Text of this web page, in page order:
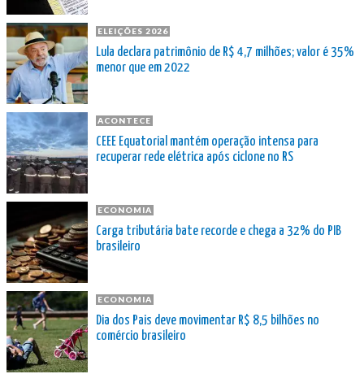
ELEIÇÕES 2026
Lula declara patrimônio de R$ 4,7 milhões; valor é 35%
menor que em 2022
ACONTECE
CEEE Equatorial mantém operação intensa para
recuperar rede elétrica após ciclone no RS
ECONOMIA
Carga tributária bate recorde e chega a 32% do PIB
brasileiro
ECONOMIA
Dia dos Pais deve movimentar R$ 8,5 bilhões no
comércio brasileiro